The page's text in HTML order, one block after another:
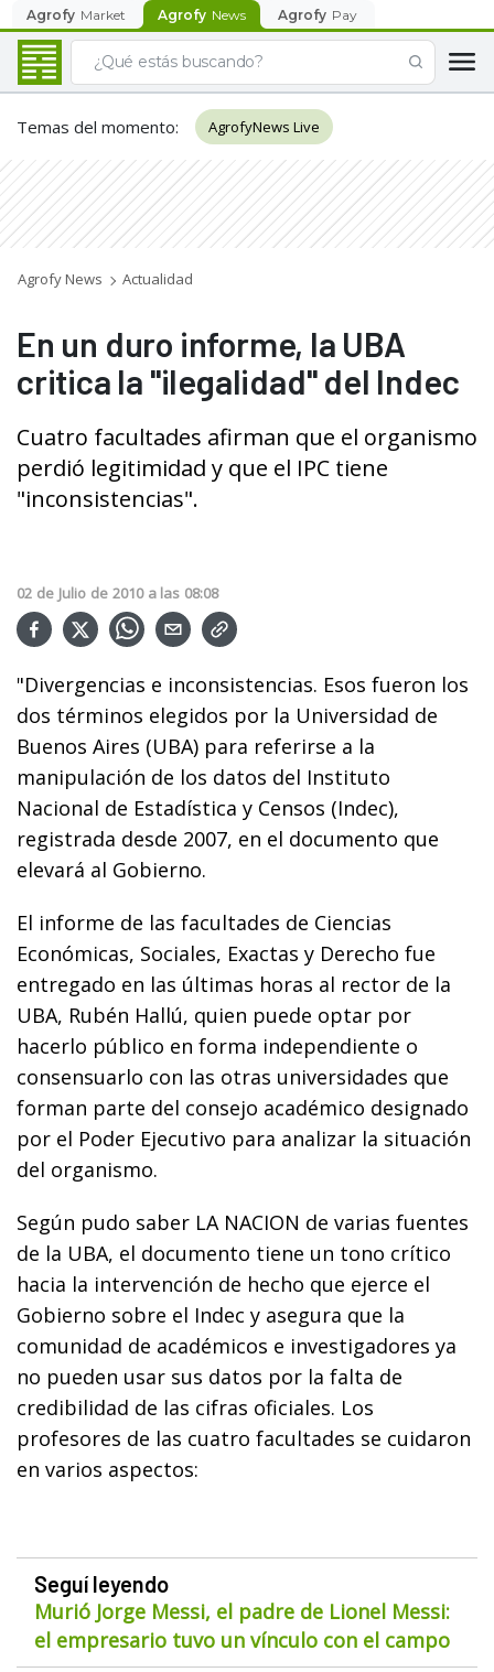
Agrofy Market Agrofy News Agrofy Pay
Temas del momento: AgrofyNews Live
Agrofy News Actualidad
En un duro informe, la UBA
critica la "ilegalidad" del Indec
Cuatro facultades afirman que el organismo
perdió legitimidad y que el IPC tiene
"inconsistencias".
02 de Julio de 2010 a las 08:08
"Divergencias e inconsistencias. Esos fueron los
dos términos elegidos por la Universidad de
Buenos Aires (UBA) para referirse a la
manipulación de los datos del Instituto
Nacional de Estadística y Censos (Indec),
registrada desde 2007, en el documento que
elevará al Gobierno.
El informe de las facultades de Ciencias
Económicas, Sociales, Exactas y Derecho fue
entregado en las últimas horas al rector de la
UBA, Rubén Hallú, quien puede optar por
hacerlo público en forma independiente o
consensuarlo con las otras universidades que
forman parte del consejo académico designado
por el Poder Ejecutivo para analizar la situación
del organismo.
Según pudo saber LA NACION de varias fuentes
de la UBA, el documento tiene un tono crítico
hacia la intervención de hecho que ejerce el
Gobierno sobre el Indec y asegura que la
comunidad de académicos e investigadores ya
no pueden usar sus datos por la falta de
credibilidad de las cifras oficiales. Los
profesores de las cuatro facultades se cuidaron
en varios aspectos:
Seguí leyendo
Murió Jorge Messi, el padre de Lionel Messi:
el empresario tuvo un vínculo con el campo